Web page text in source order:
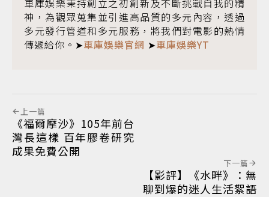
神，為觀眾蒐集並引進高品質的多元內容，透過
多元發行管道和多元服務，將我們對電影的熱情
傳遞給你。➤車庫娛樂官網 ➤車庫娛樂YT
上一篇
《福爾摩沙》105年前台
灣長這樣 百年膠卷研究
成果免費公開
下一篇
【影評】《水畔》：無
聊到爆的迷人生活絮語